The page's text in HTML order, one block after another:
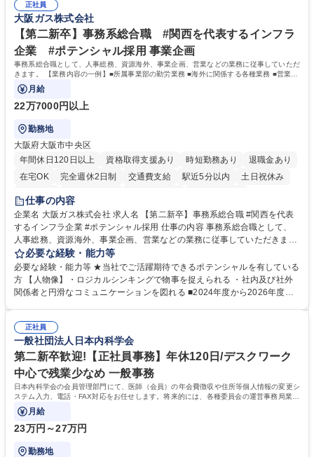
道路施設や道路工事現場の見学ツアー事業 ※入社後は上記いずれかの部門
へ配属。※業務内容変更の範囲：会社の定める業務 募集職種 【都庁グル
ープ】総合職（事務）◇残業月平均9時間未満／有給年平均16日取得
部門など多岐に渡る業務を経験できます。 ■様々なプロジェクト：駐車場
事業の他、新宿駅西口広場内に設置された照明を兼ねた広告「ブライトサ
イン」の管理運営を行うなど、事業収益を生み出す活動を積極的に行って
います。 学歴・資格 学歴：大学院 大学 高専 短大 専修学校 高校 語学力：
資格：
正社員
大阪ガス株式会社
【第二新卒】事務系総合職 #関西を代表するインフラ
企業 #ポテンシャル採用 事業企画
事務系総合職として、人事総務、資源海外、事業企画、営業などの業務に従事していただ
きます。 【業務内容の一例】■所属事業部の勤労業務 ■海外に関係する各種業務 ■営業部
門の企画スタッフ、ルート営業
月給
22万7000円以上
勤務地
大阪府大阪市中央区
年間休日120日以上
資格取得支援あり 時短勤務あり
退職金あり
在宅OK
完全週休2日制 交通費支給 駅近5分以内
土日祝休み
服装自由
第二新卒歓迎
仕事の内容
企業名 大阪ガス株式会社 求人名 【第二新卒】事務系総合職 #関西を代表
するインフラ企業 #ポテンシャル採用 仕事の内容 事務系総合職として、
人事総務、資源海外、事業企画、営業などの業務に従事していただきま
す。 【業務内容の一例】■所属事業部の勤労業務 ■海外に関係する各種業
務 ■営業部門の企画スタッフ、ルート営業 【キャリアパス】入社後の配属
ポジションで一定期間ご活躍頂いた後、本人の適性及び将来のキャリアを
鑑みてジョブローテーションを行います。 【育成】OJTでの現場育成や研
表するインフラ企業 #ポテンシャル採用
必要な経験・能力等
必要な経験・能力等 ★当社でご活躍期待できるポテンシャルを有している
方 【人物像】・ロジカルシンキングで物事を捉えられる ・社内及び社外
関係者と円滑なコミュニケーションを図れる ■2024年度から2026年度ま
72.html ■エネルギーセキュリティの不安定化や気候変動による自然災害の
甚大化など、これまで以上に社会課題解決の重要性が高まっています。
「未来の日常」の創造に向けて持続可能な社会の実現に貢献してまいりま
す。 学歴・資格 学歴：大学院 大学 語学力： 資格：
正社員
一般社団法人日本内科学会
第二新卒歓迎!【正社員事務】年休120日/デスクワーク
中心で残業少なめ 一般事務
日本内科学会の会員管理部門にて、医師（会員）の年会費徴収や住所等個人情報の変更シ
ステム入力、電話・FAX対応をお任せします。将来的には、各種委員会の運営事務局業務
などにも幅広く携わっていただきます。
月給
23万円～27万円
勤務地